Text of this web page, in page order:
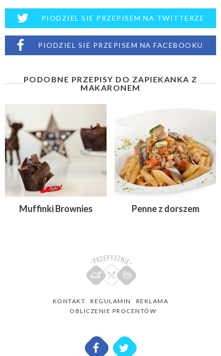
PIODZIEL SIE PRZEPISEM NA TWITTERZE
PIODZIEL SIE PRZEPISEM NA FACEBOOKU
PODOBNE PRZEPISY DO ZAPIEKANKA Z
MAKARONEM
Muffinki Brownies Penne z dorszem
KONTAKT REGULAMIN
REKLAMA
OBLICZENIE PROCENTÓW